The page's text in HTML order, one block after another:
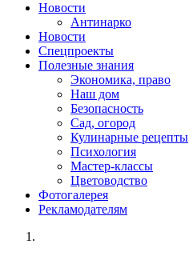
Новости
Антинарко
Новости
Спецпроекты
Полезные знания
Экономика, право
Наш дом
Безопасность
Сад, огород
Кулинарные рецепты
Психология
Мастер-классы
Цветоводство
Фотогалерея
Рекламодателям